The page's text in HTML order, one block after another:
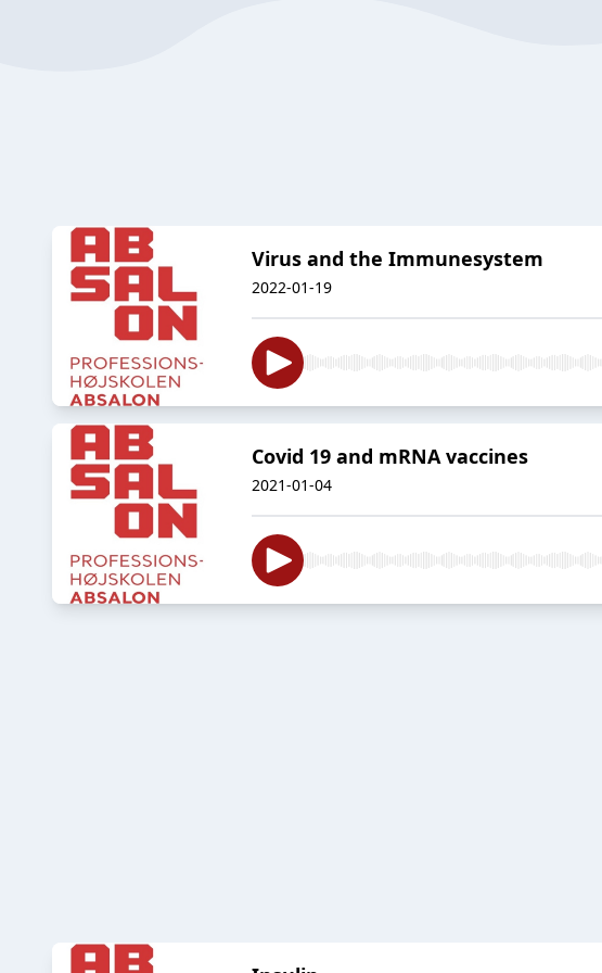
Virus and the Immunesystem
2022-01-19
Covid 19 and mRNA vaccines
2021-01-04